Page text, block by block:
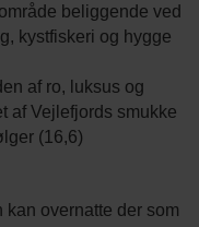
beliggende ved
kystfiskeri og hygge
af ro, luksus og
af Vejlefjords smukke
(16,6)
kan overnatte der som